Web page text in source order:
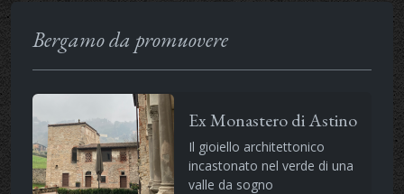
Bergamo da promuovere
Ex Monastero di Astino
Il gioiello architettonico
incastonato nel verde di una
valle da sogno